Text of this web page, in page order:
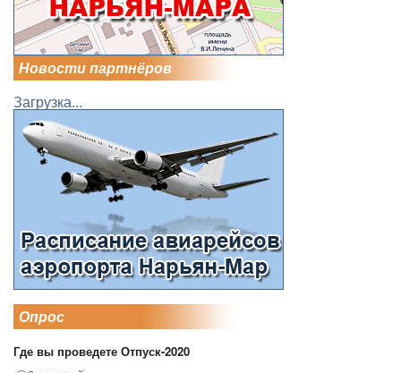
Новости партнёров
Загрузка...
Опрос
Где вы проведете Отпуск-2020